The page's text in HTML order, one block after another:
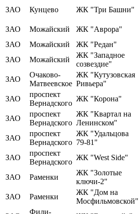
ЗАО Кунцево ЖК "Три Башни"
ЗАО Можайский ЖК "Аврора"
ЗАО
Можайский ЖК "Редан"
ЗАО
Можайский
ЖК "Западное
созвездие"
ЗАО
Очаково-
Матвеевское
ЖК "Кутузовская
Ривьера"
ЗАО
проспект
Вернадского
ЖК "Корона"
ЗАО
проспект
Вернадского
ЖК "Квартал на
Ленинском"
ЗАО
проспект
Вернадского
ЖК "Удальцова
79-81"
ЗАО
проспект
Вернадского
ЖК "West Side"
ЗАО Раменки
ЖК "Золотые
ключи-2"
ЗАО Раменки
ЖК "Дом на
Мосфильмовской"
Фили-